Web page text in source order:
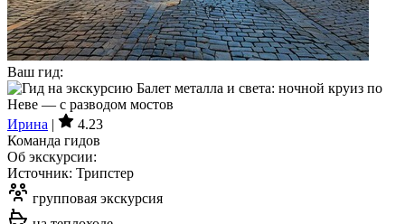
Ваш гид:
Ирина |
4.23
Команда гидов
Об экскурсии:
Источник: Трипстер
групповая экскурсия